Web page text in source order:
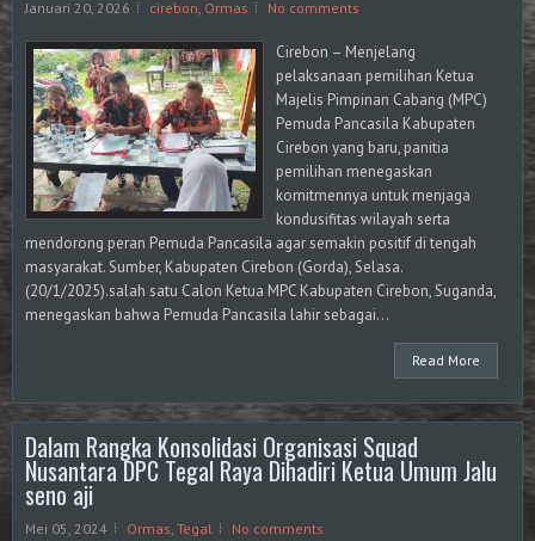
Januari 20, 2026 cirebon Ormas No comments
Cirebon – Menjelang
pelaksanaan pemilihan Ketua
Majelis Pimpinan Cabang (MPC)
Pemuda Pancasila Kabupaten
Cirebon yang baru, panitia
pemilihan menegaskan
komitmennya untuk menjaga
kondusifitas wilayah serta
mendorong peran Pemuda Pancasila agar semakin positif di tengah
masyarakat. Sumber, Kabupaten Cirebon (Gorda), Selasa.
(20/1/2025).salah satu Calon Ketua MPC Kabupaten Cirebon, Suganda,
menegaskan bahwa Pemuda Pancasila lahir sebagai...
Read More
Dalam Rangka Konsolidasi Organisasi Squad
Nusantara DPC Tegal Raya Dihadiri Ketua Umum Jalu
seno aji
Mei 05, 2024 Ormas Tegal No comments